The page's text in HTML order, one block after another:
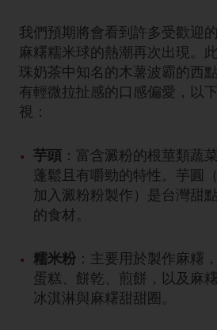
我們預期將會看到許多受歡迎
麻糬糯米球的熱潮再次出現。
珠奶茶中知名的木薯波霸的西
有輕微拉扯感的口感偏愛，以
視：
芋頭 ：富含澱粉的根莖類蔬
蓬鬆且有嚼勁的特性。芋圓
加入澱粉粉製作）是台灣甜
的食材。
糯米粉 ：主要用於製作麻糬
蛋糕、餅乾、煎餅，以及麻
冰淇淋與麻糬甜甜圈。